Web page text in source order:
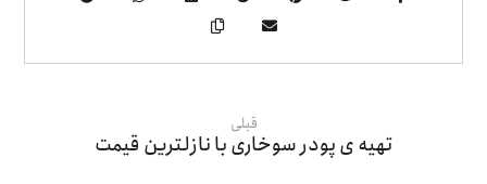
قبلی
تهیه ی پودر سوخاری با نازلترین قیمت